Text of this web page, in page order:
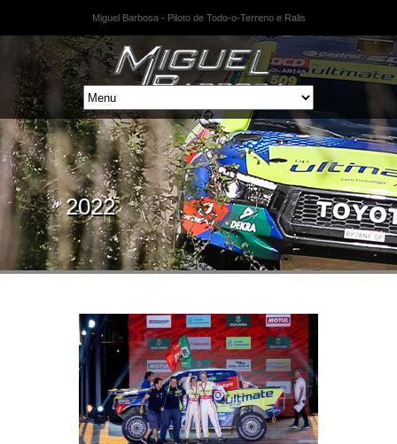
Miguel Barbosa - Piloto de Todo-o-Terreno e Ralis
2022